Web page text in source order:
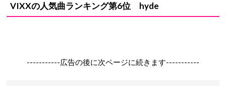
VIXXの人気曲ランキング第6位 hyde
-----------広告の後に次ページに続きます-----------